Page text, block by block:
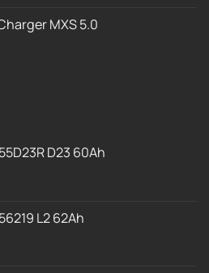
MXS 5.0
D23 60Ah
L2 62Ah